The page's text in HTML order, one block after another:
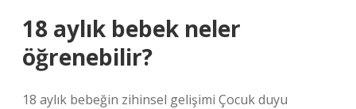
18 aylık bebek neler
öğrenebilir?
18 aylık bebeğin zihinsel gelişimi Çocuk duyu